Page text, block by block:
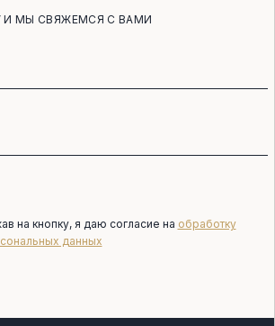
МЫ СВЯЖЕМСЯ С ВАМИ
на кнопку, я даю согласие на обработку
данных